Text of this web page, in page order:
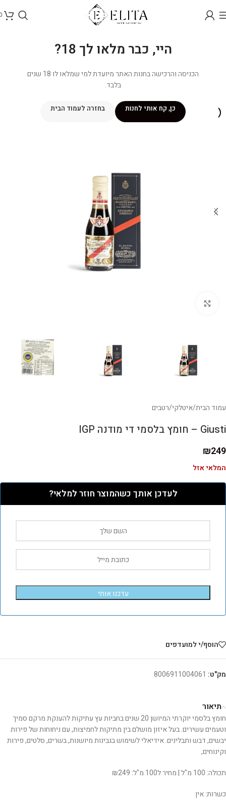
היי, כבר מלאו לך 18?
הכניסה והרכישה בחנות האתר מיועדת למי שמלאו לו 18 שנים
בלבד.
כן, קח אותי לחנות בחזרה לעמוד הבית
עמוד הבית/איטלקי/רטבים
Giusti – חומץ בלסמי די מודנה IGP
₪249
המלאי אזל
לעדכן אותך כשהמוצר חוזר למלאי?
עדכנו אותי
הוסף/י למועדפים
מק"ט: 8006911004061
תיאור
חומץ בלסמי יוקרתי המיושן 20 שנים בחביות עץ עתיקות להענקת מרקם סמיך
וטעמים עשירים. בעל איזון מושלם בין מתיקות לחמיצות, עם ניחוחות של פירות
יבשים, דבש ותבלינים. אידיאלי לשימוש בגבינות מיושנות, בשרים, סלטים, פירות
וקינוחים,
תכולה: 100 מ"ל | מחיר ל100 מ"ל: ₪249
כשרות: אין